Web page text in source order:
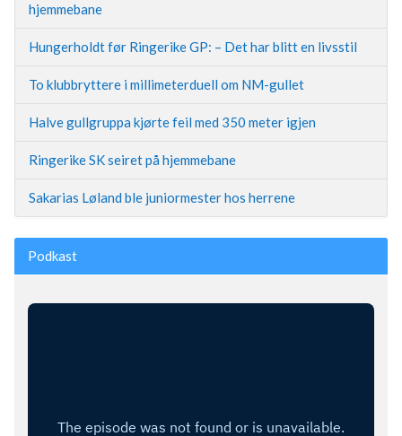
hjemmebane
Hungerholdt før Ringerike GP: – Det har blitt en livsstil
To klubbryttere i millimeterduell om NM-gullet
Halve gullgruppa kjørte feil med 350 meter igjen
Ringerike SK seiret på hjemmebane
Sakarias Løland ble juniormester hos herrene
Podkast